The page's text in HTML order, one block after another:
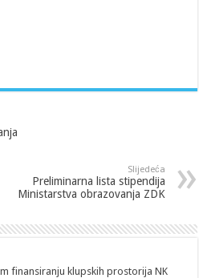
Slijedeća
Preliminarna lista stipendija
Ministarstva obrazovanja ZDK
finansiranju klupskih prostorija NK